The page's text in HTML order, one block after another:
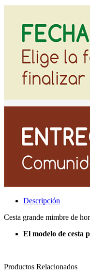
Descripción
Cesta grande mimbre de
El modelo de cesta
Productos Relacionados